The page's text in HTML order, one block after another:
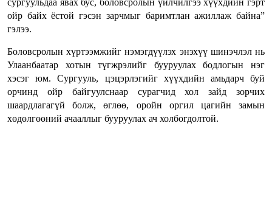
ойр байх ёстой гэсэн зарчмыг баримтлан ажиллаж байна”
гэлээ.
Боловсролын хүртээмжийг нэмэгдүүлэх энэхүү шинэчлэл нь
Улаанбаатар хотын түгжрэлийг бууруулах бодлогын нэг
хэсэг юм. Сургууль, цэцэрлэгийг хүүхдийн амьдарч буй
орчинд ойр байгуулснаар сурагчид хол зайд зорчих
шаардлагагүй болж, өглөө, оройн оргил цагийн замын
хөдөлгөөний ачааллыг бууруулах ач холбогдолтой.